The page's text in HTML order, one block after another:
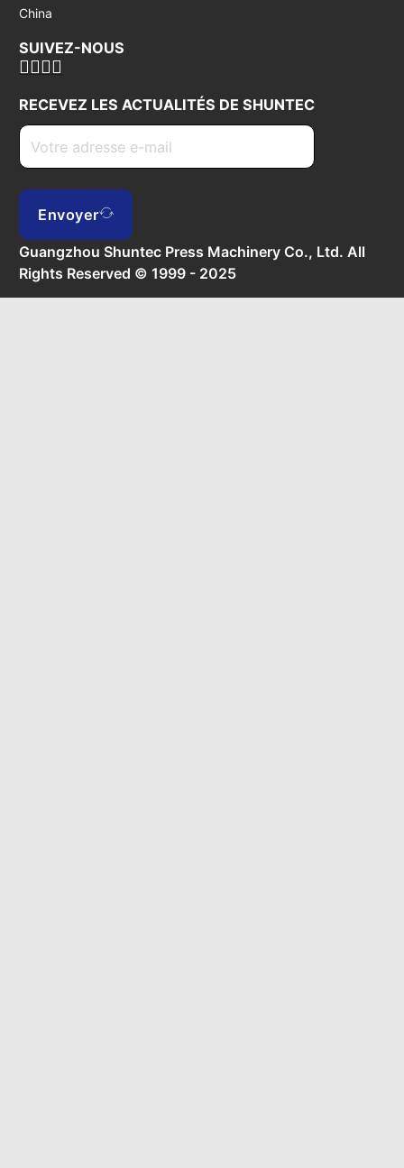
China
SUIVEZ-NOUS
RECEVEZ LES ACTUALITÉS DE SHUNTEC
Envoyer
Guangzhou Shuntec Press Machinery Co., Ltd. All
Rights Reserved © 1999 - 2025